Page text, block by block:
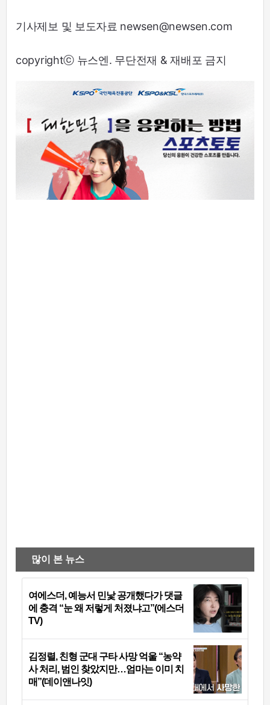
기사제보 및 보도자료 newsen@newsen.com
copyrightⓒ 뉴스엔. 무단전재 & 재배포 금지
많이 본 뉴스
여에스더, 예능서 민낯 공개했다가 댓글
에 충격 “눈 왜 저렇게 처졌냐고”(에스더
TV)
김정렬, 친형 군대 구타 사망 억울 “농약
사 처리, 범인 찾았지만…엄마는 이미 치
매”(데이앤나잇)